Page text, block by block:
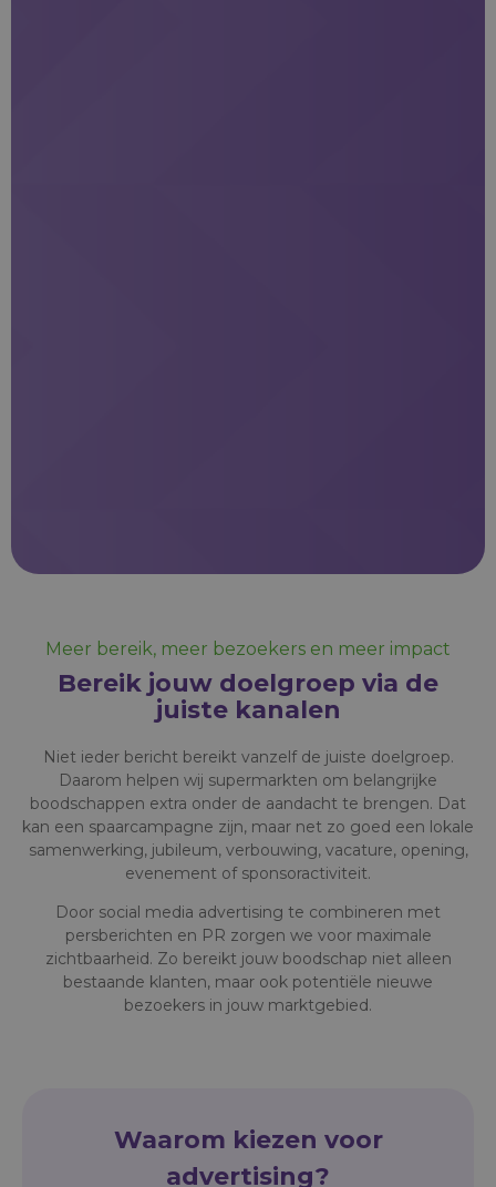
Meer bereik, meer bezoekers en meer impact
Bereik jouw doelgroep via de
juiste kanalen
Niet ieder bericht bereikt vanzelf de juiste doelgroep.
Daarom helpen wij supermarkten om belangrijke
boodschappen extra onder de aandacht te brengen. Dat
kan een spaarcampagne zijn, maar net zo goed een lokale
samenwerking, jubileum, verbouwing, vacature, opening,
evenement of sponsoractiviteit.
Door social media advertising te combineren met
persberichten en PR zorgen we voor maximale
zichtbaarheid. Zo bereikt jouw boodschap niet alleen
bestaande klanten, maar ook potentiële nieuwe
bezoekers in jouw marktgebied.
waarom kiezen voor
advertising?